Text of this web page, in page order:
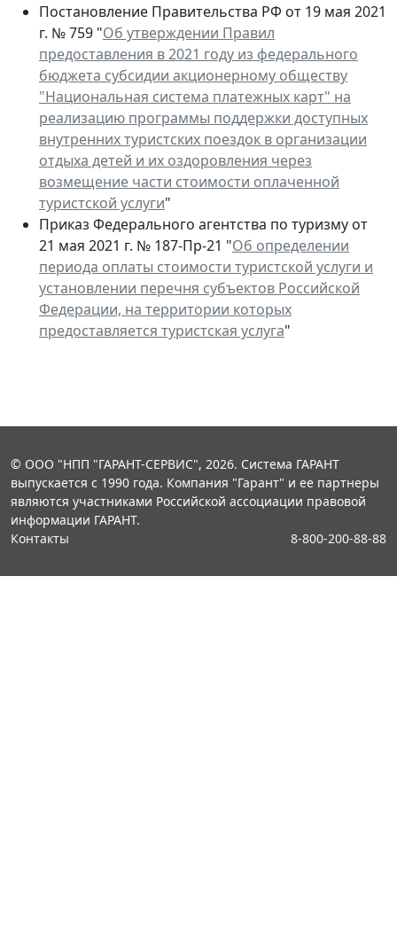
Постановление Правительства РФ от 19 мая 2021
г. № 759 "Об утверждении Правил
предоставления в 2021 году из федерального
бюджета субсидии акционерному обществу
"Национальная система платежных карт" на
реализацию программы поддержки доступных
внутренних туристских поездок в организации
отдыха детей и их оздоровления через
возмещение части стоимости оплаченной
туристской услуги"
Приказ Федерального агентства по туризму от
21 мая 2021 г. № 187-Пр-21 "Об определении
периода оплаты стоимости туристской услуги и
установлении перечня субъектов Российской
Федерации, на территории которых
предоставляется туристская услуга"
© ООО "НПП "ГАРАНТ-СЕРВИС", 2026. Система ГАРАНТ
выпускается с 1990 года. Компания "Гарант" и ее партнеры
являются участниками Российской ассоциации правовой
информации ГАРАНТ.
Контакты
8-800-200-88-88